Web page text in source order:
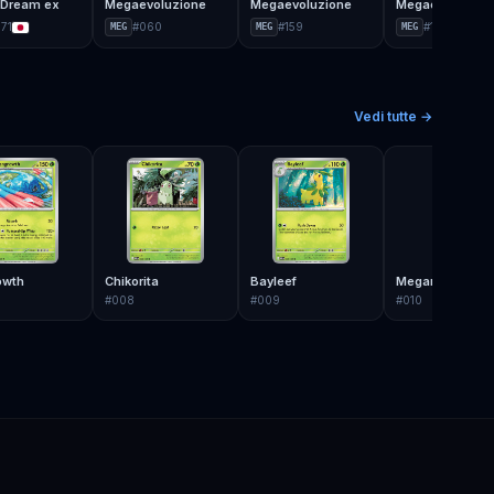
ex Megaevoluzione
MEG #060
Megaevoluzione
MEG #159 MEG #187
Vedi tutte →
Chikorita
#008
Bayleef
#009
Meganium
#010